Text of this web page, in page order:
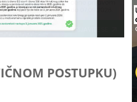
POSTUPKU)